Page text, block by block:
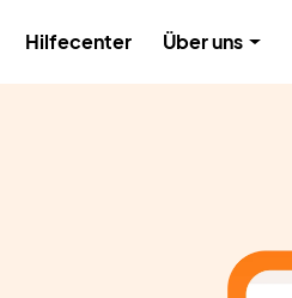
Hilfecenter Über uns